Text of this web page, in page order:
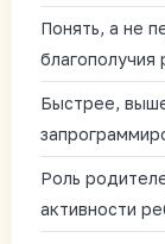
Понять, а не
Быстрее,
Роль
активности